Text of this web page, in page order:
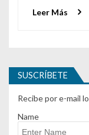
Leer Más
SUSCRÍBETE
Recibe por e-mail
Name